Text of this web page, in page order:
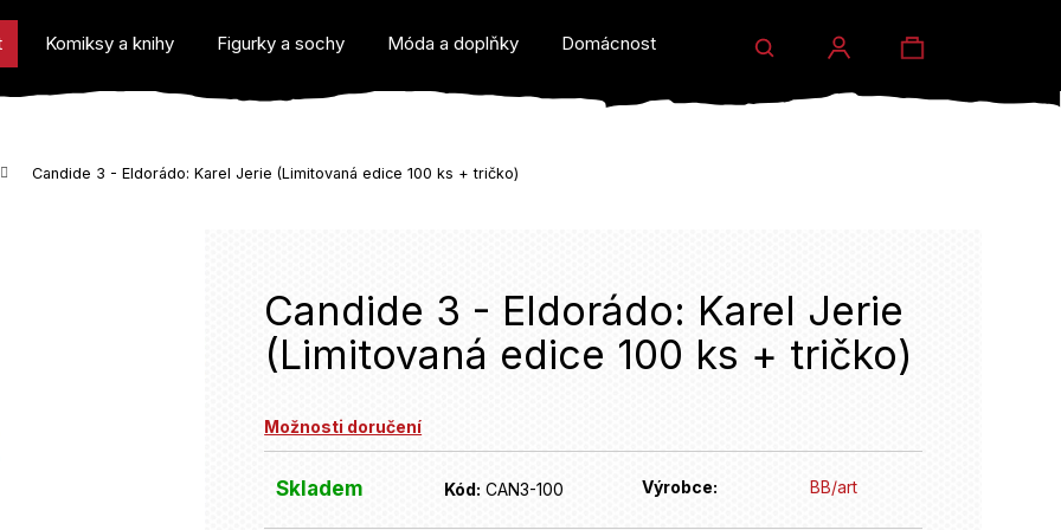
Komiksy a knihy Figurky a sochy Móda a doplňky Domácnost a dárky Prodejny Eventy
Hledat
Přihlášení
Nákupní
Candide 3 - Eldorádo: Karel Jerie (Limitovaná edice 100 ks + tričko)
Candide 3 - Eldorádo: Karel Jerie
(Limitovaná edice 100 ks + tričko)
Možnosti doručení
Skladem Kód: CAN3-100 Výrobce: BB/art
potřebujete najít?
HLEDAT